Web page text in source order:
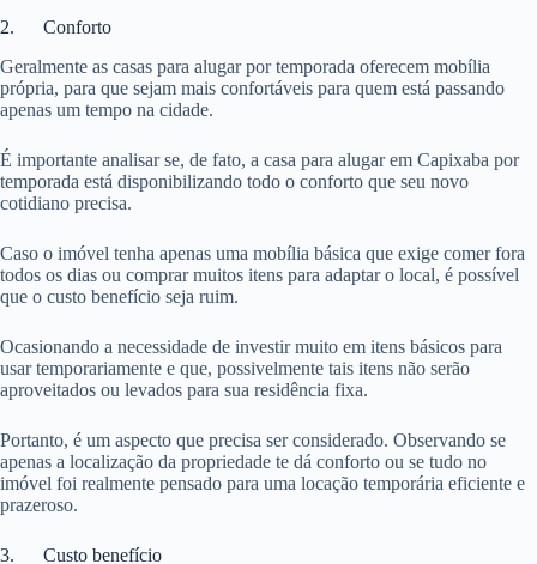
2. Conforto
Geralmente as casas para alugar por temporada oferecem mobília
própria, para que sejam mais confortáveis para quem está passando
apenas um tempo na cidade.
É importante analisar se, de fato, a casa para alugar em Capixaba por
temporada está disponibilizando todo o conforto que seu novo
cotidiano precisa.
Caso o imóvel tenha apenas uma mobília básica que exige comer fora
todos os dias ou comprar muitos itens para adaptar o local, é possível
que o custo benefício seja ruim.
Ocasionando a necessidade de investir muito em itens básicos para
usar temporariamente e que, possivelmente tais itens não serão
aproveitados ou levados para sua residência fixa.
Portanto, é um aspecto que precisa ser considerado. Observando se
apenas a localização da propriedade te dá conforto ou se tudo no
imóvel foi realmente pensado para uma locação temporária eficiente e
prazeroso.
3. Custo benefício